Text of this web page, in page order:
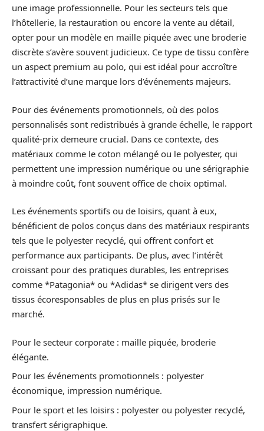
une image professionnelle. Pour les secteurs tels que
l’hôtellerie, la restauration ou encore la vente au détail,
opter pour un modèle en maille piquée avec une broderie
discrète s’avère souvent judicieux. Ce type de tissu confère
un aspect premium au polo, qui est idéal pour accroître
l’attractivité d’une marque lors d’événements majeurs.
Pour des événements promotionnels, où des polos
personnalisés sont redistribués à grande échelle, le rapport
qualité-prix demeure crucial. Dans ce contexte, des
matériaux comme le coton mélangé ou le polyester, qui
permettent une impression numérique ou une sérigraphie
à moindre coût, font souvent office de choix optimal.
Les événements sportifs ou de loisirs, quant à eux,
bénéficient de polos conçus dans des matériaux respirants
tels que le polyester recyclé, qui offrent confort et
performance aux participants. De plus, avec l’intérêt
croissant pour des pratiques durables, les entreprises
comme *Patagonia* ou *Adidas* se dirigent vers des
tissus écoresponsables de plus en plus prisés sur le
marché.
Pour le secteur corporate : maille piquée, broderie
élégante.
Pour les événements promotionnels : polyester
économique, impression numérique.
Pour le sport et les loisirs : polyester ou polyester recyclé,
transfert sérigraphique.